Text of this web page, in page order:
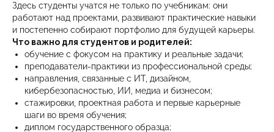
Здесь студенты учатся не только по учебникам: они
работают над проектами, развивают практические навыки
и постепенно собирают портфолио для будущей карьеры.
Что важно для студентов и родителей:
обучение с фокусом на практику и реальные задачи;
преподаватели-практики из профессиональной среды;
направления, связанные с ИТ, дизайном,
кибербезопасностью, ИИ, медиа и бизнесом;
стажировки, проектная работа и первые карьерные
шаги во время обучения;
диплом государственного образца;